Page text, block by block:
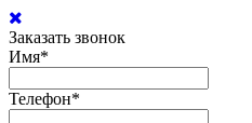
Заказать звонок
Имя*
Телефон*